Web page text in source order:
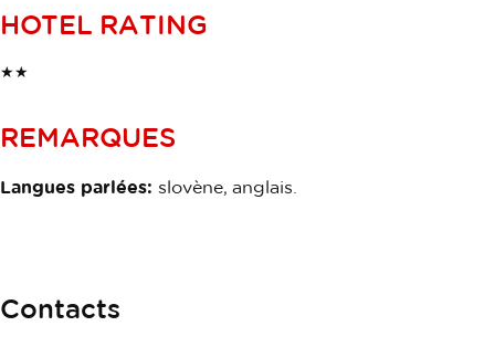
HOTEL RATING
★★
REMARQUES
Langues parlées: slovène, anglais.
Contacts